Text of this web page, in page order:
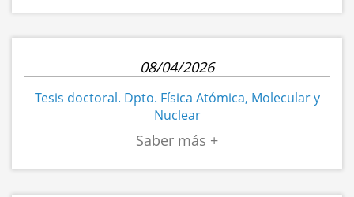
08/04/2026
Tesis doctoral. Dpto. Física Atómica, Molecular y
Nuclear